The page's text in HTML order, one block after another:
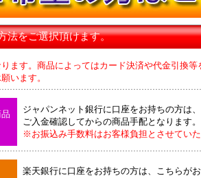
法をご選択頂けます。
ます。商品によってはカード決済や代金引換等
います。
ジャパンネット銀行に口座をお持ちの方は
ご入金確認してからの商品手配となります。
※お振込み手数料はお客様負担とさせていた
楽天銀行に口座をお持ちの方は、こちらがお